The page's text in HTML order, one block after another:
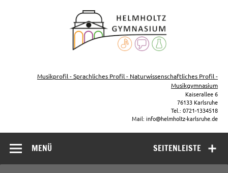
Musikprofil - Sprachliches Profil - Naturwissenschaftliches Profil -
Musikgymnasium
Kaiserallee 6
76133 Karlsruhe
Tel.: 0721-1334518
Mail: info@helmholtz-karlsruhe.de
SEITENLEISTE
MENÜ